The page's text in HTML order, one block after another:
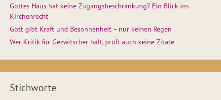
Gottes Haus hat keine Zugangsbeschränkung? Ein Blick ins
Kirchenrecht
Gott gibt Kraft und Besonnenheit – nur keinen Regen
Wer Kritik für Gezwitscher hält, prüft auch keine Zitate
Stichworte